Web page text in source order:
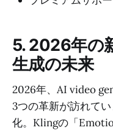
5. 2026年の
生成の未来
2026年、AI video
3つの革新が訪れて
化。Klingの「